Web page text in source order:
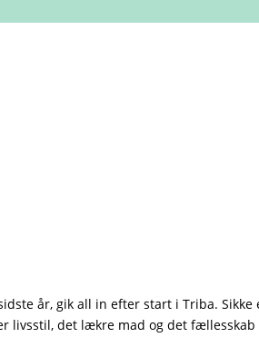
år, gik all in efter start i Triba.
livsstil, det lækre mad og det